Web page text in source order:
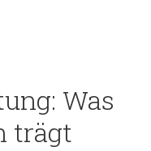
Was
trägt